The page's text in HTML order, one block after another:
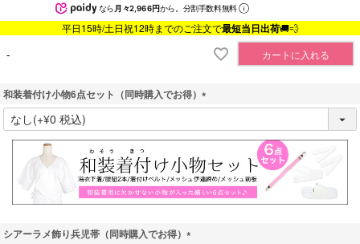
なら月々2,966円から。分割手数料無料
平日15時/土日祝12時までのご注文で最短当日出荷🚚💨
- カートに入れる
和装着付け小物6点セット（同時購入でお得）
(
必
須
シアーラメ飾り兵児帯（同時購入でお得）